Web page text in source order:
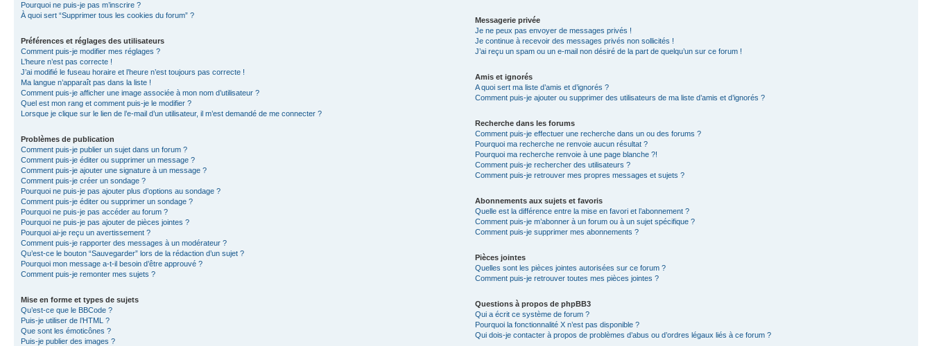
Pourquoi ne puis-je pas m’inscrire ?
À quoi sert “Supprimer tous les cookies du forum” ?
Préférences et réglages des utilisateurs
Comment puis-je modifier mes réglages ?
L’heure n’est pas correcte !
J’ai modifié le fuseau horaire et l’heure n’est toujours pas correcte !
Ma langue n’apparaît pas dans la liste !
Comment puis-je afficher une image associée à mon nom d’utilisateur ?
Quel est mon rang et comment puis-je le modifier ?
Lorsque je clique sur le lien de l’e-mail d’un utilisateur, il m’est demandé de me connecter ?
Problèmes de publication
Comment puis-je publier un sujet dans un forum ?
Comment puis-je éditer ou supprimer un message ?
Comment puis-je ajouter une signature à un message ?
Comment puis-je créer un sondage ?
Pourquoi ne puis-je pas ajouter plus d’options au sondage ?
Comment puis-je éditer ou supprimer un sondage ?
Pourquoi ne puis-je pas accéder au forum ?
Pourquoi ne puis-je pas ajouter de pièces jointes ?
Pourquoi ai-je reçu un avertissement ?
Comment puis-je rapporter des messages à un modérateur ?
Qu’est-ce le bouton “Sauvegarder” lors de la rédaction d’un sujet ?
Pourquoi mon message a-t-il besoin d’être approuvé ?
Comment puis-je remonter mes sujets ?
Mise en forme et types de sujets
Qu’est-ce que le BBCode ?
Puis-je utiliser de l’HTML ?
Que sont les émoticônes ?
Puis-je publier des images ?
Messagerie privée
Je ne peux pas envoyer de messages privés !
Je continue à recevoir des messages privés non sollicités !
J’ai reçu un spam ou un e-mail non désiré de la part de quelqu’un sur ce forum !
Amis et ignorés
A quoi sert ma liste d’amis et d’ignorés ?
Comment puis-je ajouter ou supprimer des utilisateurs de ma liste d’amis et d’ignorés ?
Recherche dans les forums
Comment puis-je effectuer une recherche dans un ou des forums ?
Pourquoi ma recherche ne renvoie aucun résultat ?
Pourquoi ma recherche renvoie à une page blanche ?!
Comment puis-je rechercher des utilisateurs ?
Comment puis-je retrouver mes propres messages et sujets ?
Abonnements aux sujets et favoris
Quelle est la différence entre la mise en favori et l’abonnement ?
Comment puis-je m’abonner à un forum ou à un sujet spécifique ?
Comment puis-je supprimer mes abonnements ?
Pièces jointes
Quelles sont les pièces jointes autorisées sur ce forum ?
Comment puis-je retrouver toutes mes pièces jointes ?
Questions à propos de phpBB3
Qui a écrit ce système de forum ?
Pourquoi la fonctionnalité X n’est pas disponible ?
Qui dois-je contacter à propos de problèmes d’abus ou d’ordres légaux liés à ce forum ?